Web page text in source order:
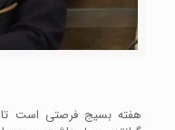
هفته بسیج فرصتی است تا